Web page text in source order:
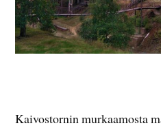
Kaivostornin murkaamosta